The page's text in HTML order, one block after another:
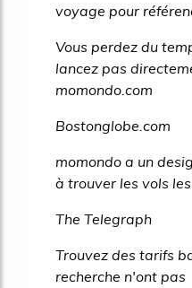
voyage pour
Vous perdez du
lancez pas
momondo.com
Bostonglobe.com
momondo a un
à trouver les vols
The Telegraph
Trouvez des tarifs
recherche n'ont pas